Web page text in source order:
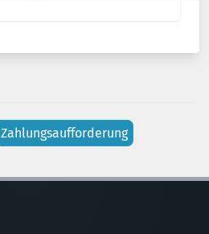
Zahlungsaufforderung